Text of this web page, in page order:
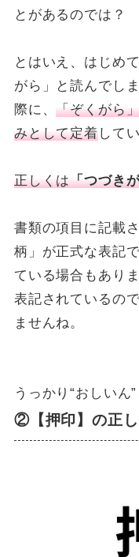
とがあるのでは？
とはいえ、はじめ
がら」と読んでし
際に、「ぞくがら
みとして定着して
正しくは「つづき
書類の項目に記載
柄」が正式な表記
ている場合もあり
表記されているの
ませんね。
うっかり“おしい
②【押印】の正し